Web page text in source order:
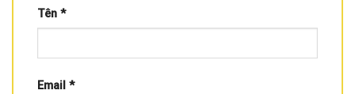
Tên *
Email *